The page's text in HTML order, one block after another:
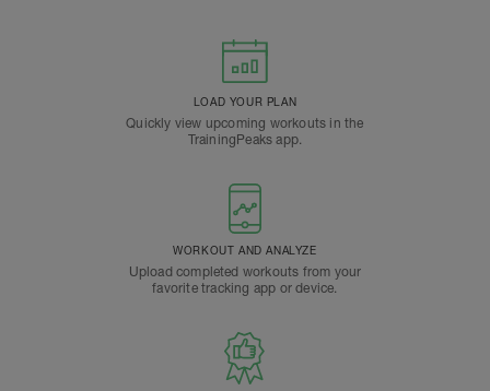
LOAD YOUR PLAN
Quickly view upcoming workouts in the
TrainingPeaks app.
WORKOUT AND ANALYZE
Upload completed workouts from your
favorite tracking app or device.